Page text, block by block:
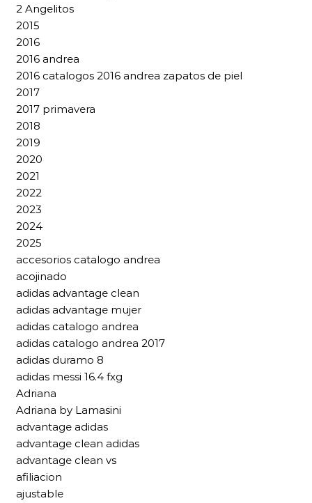
2 Angelitos
2015
2016
2016 andrea
2016 catalogos 2016 andrea zapatos de piel
2017
2017 primavera
2018
2019
2020
2021
2022
2023
2024
2025
accesorios catalogo andrea
acojinado
adidas advantage clean
adidas advantage mujer
adidas catalogo andrea
adidas catalogo andrea 2017
adidas duramo 8
adidas messi 16.4 fxg
Adriana
Adriana by Lamasini
advantage adidas
advantage clean adidas
advantage clean vs
afiliacion
ajustable